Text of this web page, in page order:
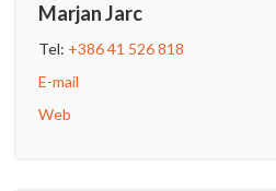
Marjan Jarc
Tel: +386 41 526 818
E-mail
Web